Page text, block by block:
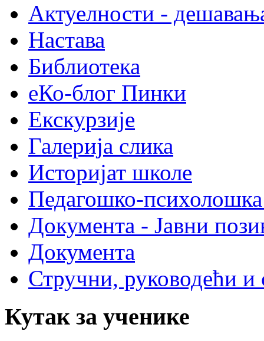
Актуелности -
Настава
Библиотека
еКо-блог Пинки
Екскурзије
Галерија слика
Историјат школе
Педагошко-психолошка
Документа - Јавни
Документа
Стручни, руководећи и
Кутак за ученике